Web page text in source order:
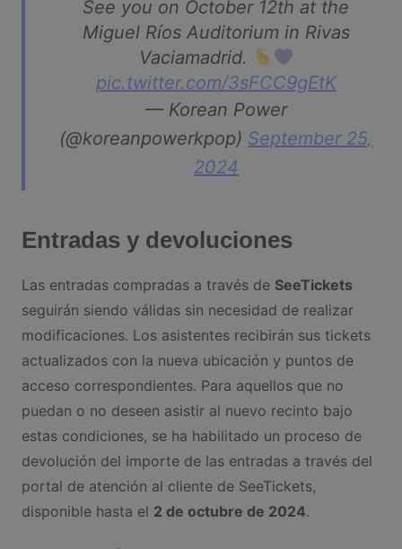
See you on October 12th at the
Miguel Ríos Auditorium in Rivas
Vaciamadrid.
pic.twitter.com/3sFCC9gEtK
— Korean Power
(@koreanpowerkpop) September 25,
2024
Entradas y devoluciones
Las entradas compradas a través de SeeTickets
seguirán siendo válidas sin necesidad de realizar
modificaciones. Los asistentes recibirán sus tickets
actualizados con la nueva ubicación y puntos de
acceso correspondientes. Para aquellos que no
puedan o no deseen asistir al nuevo recinto bajo
estas condiciones, se ha habilitado un proceso de
devolución del importe de las entradas a través del
portal de atención al cliente de SeeTickets,
disponible hasta el 2 de octubre de 2024.